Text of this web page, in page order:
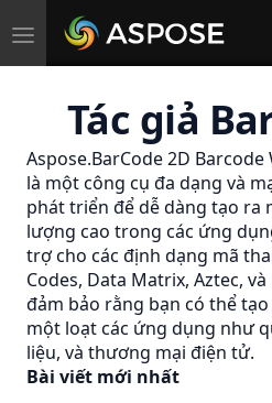
Toggle
navigation
Tác giả
Aspose.BarCode 2D
là một công cụ đa dạng và
phát triển để dễ dàng tạo ra
lượng cao trong các ứng
trợ cho các định dạng mã
Codes, Data Matrix, Aztec,
đảm bảo rằng bạn có thể
một loạt các ứng dụng như
liệu, và thương mại điện tử.
Bài viết mới nhất